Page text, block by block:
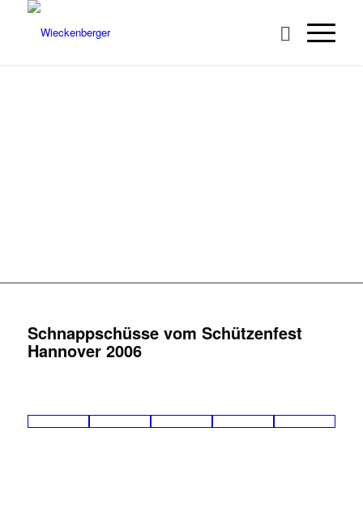
Schnappschüsse vom Schützenfest
Hannover 2006